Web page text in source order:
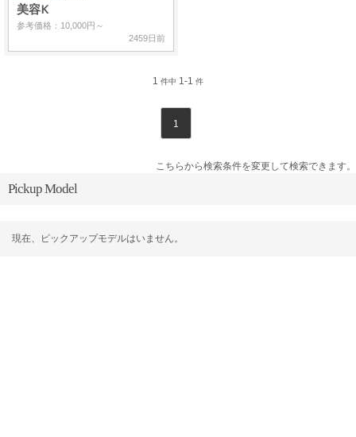
美容K
参考価格：10,000円～
2459日前
1 件中 1-1 件
1
こちらから検索条件を変更して検索できます。
Pickup Model
現在、ピックアップモデルはいません。